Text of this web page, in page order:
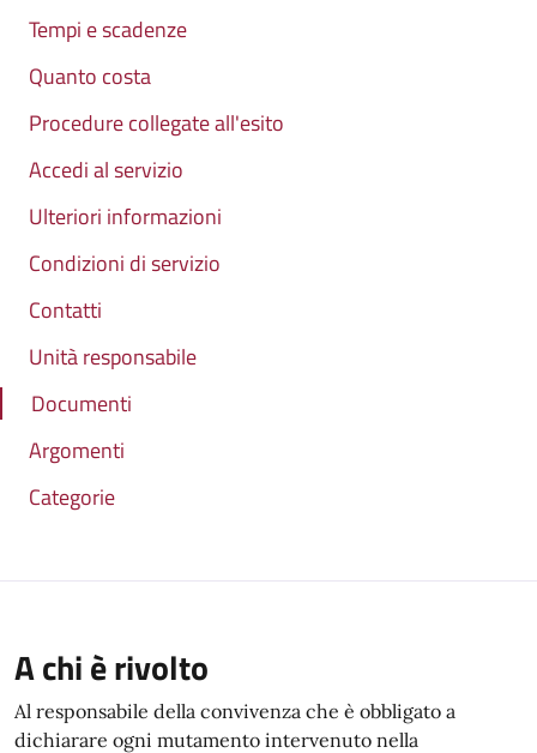
Tempi e scadenze
Quanto costa
Procedure collegate all'esito
Accedi al servizio
Ulteriori informazioni
Condizioni di servizio
Contatti
Unità responsabile
Documenti
Argomenti
Categorie
A chi è rivolto
Al responsabile della convivenza che è obbligato a
dichiarare ogni mutamento intervenuto nella